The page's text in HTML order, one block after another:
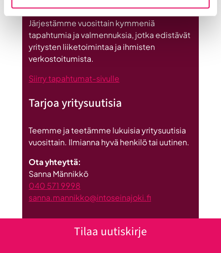
on
Britannnian
suurin
investointi
Järjestämme vuosittain kymmeniä
tapahtumia ja valmennuksia, jotka edistävät
yritysten liiketoimintaa ja ihmisten
verkostoitumista.
Siirry tapahtumat-sivulle
Tarjoa yritysuutisia
Teemme ja teetämme lukuisia yritysuutisia
vuosittain. Ilmianna hyvä henkilö tai uutinen.
Ota yhteyttä:
Sanna Männikkö
040 571 9998
sanna.mannikko@intoseinajoki.fi
Tilaa uutiskirje